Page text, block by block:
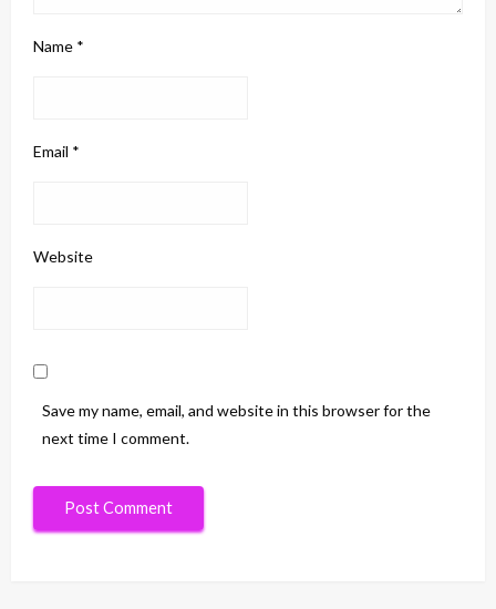
Name *
Email *
Website
Save my name, email, and website in this browser for the
next time I comment.